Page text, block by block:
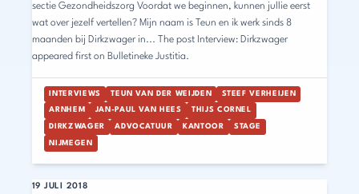
sectie Gezondheidszorg Voordat we beginnen, kunnen jullie eerst
wat over jezelf vertellen? Mijn naam is Teun en ik werk sinds 8
maanden bij Dirkzwager in... The post Interview: Dirkzwager
appeared first on Bulletineke Justitia.
INTERVIEWS TEUN VAN DER WEIJDEN STEEF VERHEIJEN
ARNHEM JAN-PAUL VAN HEES THIJS CORNEL
DIRKZWAGER ADVOCATUUR KANTOOR STAGE
NIJMEGEN
19 JULI 2018